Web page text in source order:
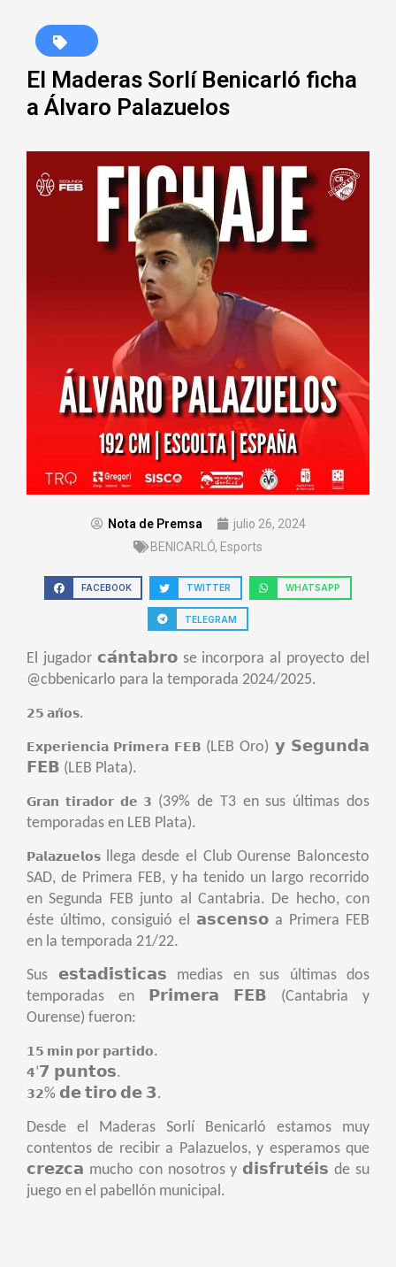
El Maderas Sorlí Benicarló ficha
a Álvaro Palazuelos
Nota de Premsa
julio 26, 2024
BENICARLÓ, Esports
FACEBOOK TWITTER WHATSAPP
TELEGRAM
El jugador 𝗰𝗮́𝗻𝘁𝗮𝗯𝗿𝗼 se incorpora al proyecto del
@cbbenicarlo para la temporada 2024/2025.
𝟮𝟱 𝗮𝗻̃𝗼𝘀.
𝗘𝘅𝗽𝗲𝗿𝗶𝗲𝗻𝗰𝗶𝗮 𝗣𝗿𝗶𝗺𝗲𝗿𝗮 𝗙𝗘𝗕 (LEB Oro) 𝘆 𝗦𝗲𝗴𝘂𝗻𝗱𝗮
𝗙𝗘𝗕 (LEB Plata).
𝗚𝗿𝗮𝗻 𝘁𝗶𝗿𝗮𝗱𝗼𝗿 𝗱𝗲 𝟯 (39% de T3 en sus últimas dos
temporadas en LEB Plata).
𝗣𝗮𝗹𝗮𝘇𝘂𝗲𝗹𝗼𝘀 llega desde el Club Ourense Baloncesto
SAD, de Primera FEB, y ha tenido un largo recorrido
en Segunda FEB junto al Cantabria. De hecho, con
éste último, consiguió el 𝗮𝘀𝗰𝗲𝗻𝘀𝗼 a Primera FEB
en la temporada 21/22.
Sus 𝗲𝘀𝘁𝗮𝗱𝗶́𝘀𝘁𝗶𝗰𝗮𝘀 medias en sus últimas dos
temporadas en 𝗣𝗿𝗶𝗺𝗲𝗿𝗮 𝗙𝗘𝗕 (Cantabria y
Ourense) fueron:
𝟭𝟱 𝗺𝗶𝗻 𝗽𝗼𝗿 𝗽𝗮𝗿𝘁𝗶𝗱𝗼.
𝟰‘𝟳 𝗽𝘂𝗻𝘁𝗼𝘀.
𝟯𝟮% 𝗱𝗲 𝘁𝗶𝗿𝗼 𝗱𝗲 𝟯.
Desde el Maderas Sorlí Benicarló estamos muy
contentos de recibir a Palazuelos, y esperamos que
𝗰𝗿𝗲𝘇𝗰𝗮 mucho con nosotros y 𝗱𝗶𝘀𝗳𝗿𝘂𝘁𝗲́𝗶𝘀 de su
juego en el pabellón municipal.